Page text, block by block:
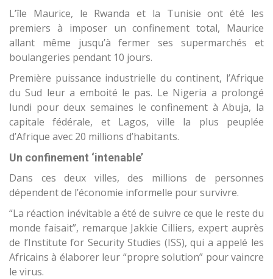
L’île Maurice, le Rwanda et la Tunisie ont été les
premiers à imposer un confinement total, Maurice
allant même jusqu’à fermer ses supermarchés et
boulangeries pendant 10 jours.
Première puissance industrielle du continent, l’Afrique
du Sud leur a emboité le pas. Le Nigeria a prolongé
lundi pour deux semaines le confinement à Abuja, la
capitale fédérale, et Lagos, ville la plus peuplée
d’Afrique avec 20 millions d’habitants.
Un confinement ‘intenable’
Dans ces deux villes, des millions de personnes
dépendent de l’économie informelle pour survivre.
“La réaction inévitable a été de suivre ce que le reste du
monde faisait”, remarque Jakkie Cilliers, expert auprès
de l’Institute for Security Studies (ISS), qui a appelé les
Africains à élaborer leur “propre solution” pour vaincre
le virus.